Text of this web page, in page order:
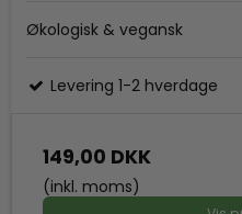
Økologisk & vegansk
Levering 1-2 hverdage
149,00 DKK
(inkl. moms)